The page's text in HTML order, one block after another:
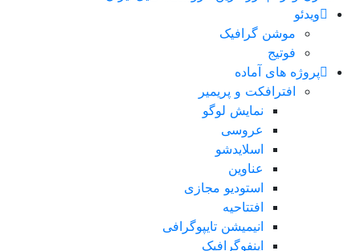
ویدئو
موشن گرافیک
فوتیج
پروژه های آماده
افترافکت و پریمیر
نمایش لوگو
عروسی
اسلایدشو
عناوین
استودیو مجازی
افتتاحیه
انیمیشن تایپوگرافی
اینفوگرافیک